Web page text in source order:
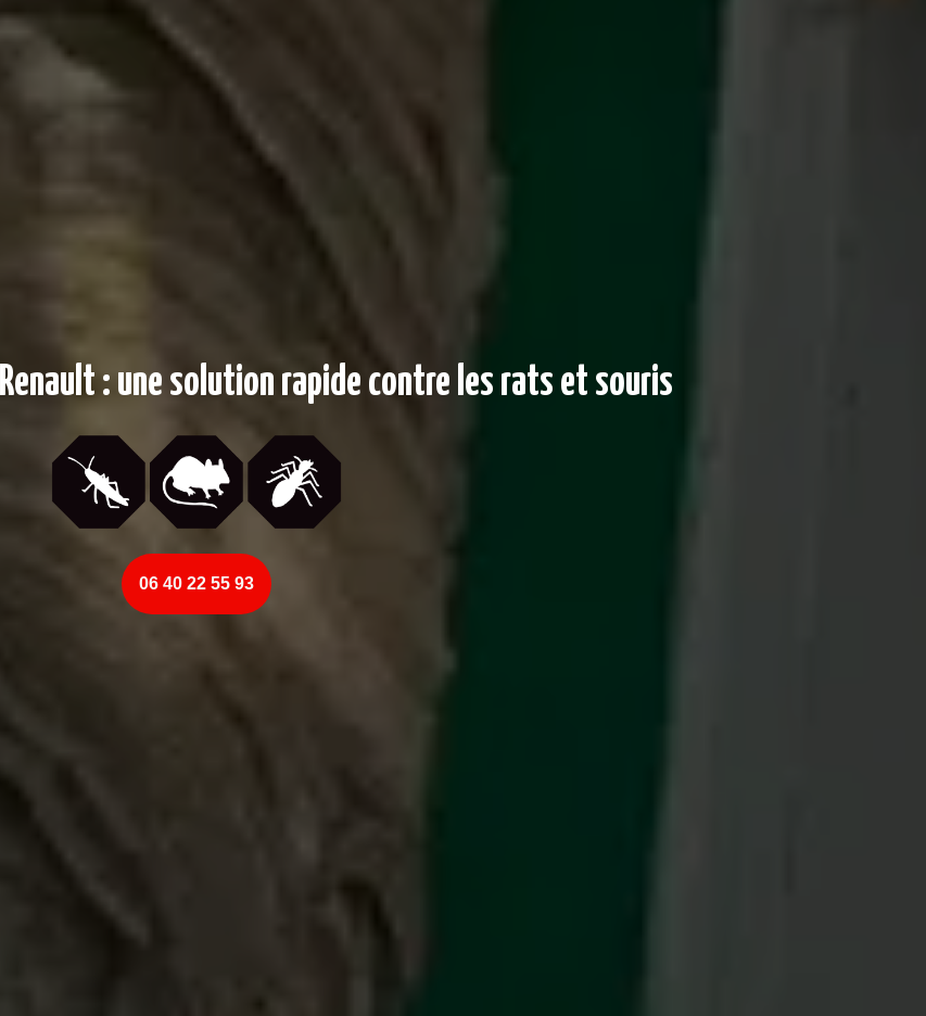
: une solution rapide contre les rats et souris
06 40 22 55 93